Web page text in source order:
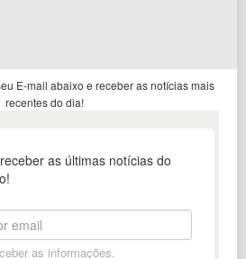
E-mail abaixo e receber as notícias mais
recentes do dia!